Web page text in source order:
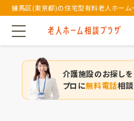
練馬区(東京都)の住宅型有料老人ホーム
介護施設のお探しを
プロに無料電話相談